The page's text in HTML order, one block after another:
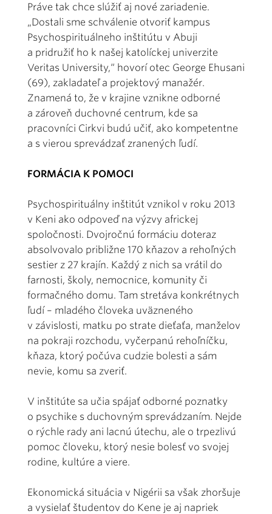
Práve tak chce slúžiť aj nové zariadenie.
„Dostali sme schválenie otvoriť kampus
Psychospirituálneho inštitútu v Abuji
a pridružiť ho k našej katolíckej univerzite
Veritas University,“ hovorí otec George Ehusani
(69), zakladateľ a projektový manažér.
Znamená to, že v krajine vznikne odborné
a zároveň duchovné centrum, kde sa
pracovníci Cirkvi budú učiť, ako kompetentne
a s vierou sprevádzať zranených ľudí.
FORMÁCIA K POMOCI
Psychospirituálny inštitút vznikol v roku 2013
v Keni ako odpoveď na výzvy africkej
spoločnosti. Dvojročnú formáciu doteraz
absolvovalo približne 170 kňazov a rehoľných
sestier z 27 krajín. Každý z nich sa vrátil do
farnosti, školy, nemocnice, komunity či
formačného domu. Tam stretáva konkrétnych
ľudí – mladého človeka uväzneného
v závislosti, matku po strate dieťaťa, manželov
na pokraji rozchodu, vyčerpanú rehoľníčku,
kňaza, ktorý počúva cudzie bolesti a sám
nevie, komu sa zveriť.
V inštitúte sa učia spájať odborné poznatky
o psychike s duchovným sprevádzaním. Nejde
o rýchle rady ani lacnú útechu, ale o trpezlivú
pomoc človeku, ktorý nesie bolesť vo svojej
rodine, kultúre a viere.
Ekonomická situácia v Nigérii sa však zhoršuje
a vysielať študentov do Kene je aj napriek